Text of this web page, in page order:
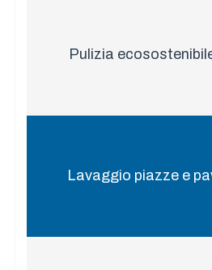
Pulizia
Lavaggio piazze e